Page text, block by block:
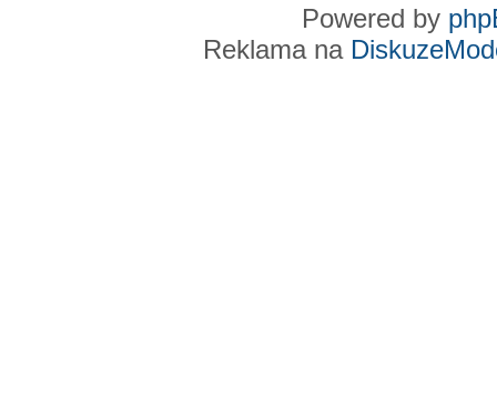
Powered by
Reklama na